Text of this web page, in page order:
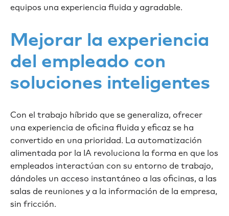
equipos una experiencia fluida y agradable.
Mejorar la experiencia
del empleado con
soluciones inteligentes
Con el trabajo híbrido que se generaliza, ofrecer
una experiencia de oficina fluida y eficaz se ha
convertido en una prioridad. La automatización
alimentada por la IA revoluciona la forma en que los
empleados interactúan con su entorno de trabajo,
dándoles un acceso instantáneo a las oficinas, a las
salas de reuniones y a la información de la empresa,
sin fricción.